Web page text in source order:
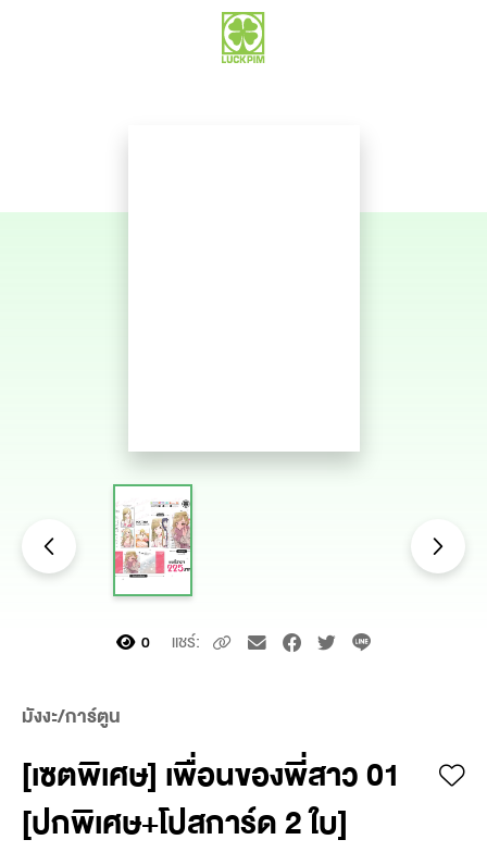
0 แชร์:
มังงะ/การ์ตูน
[เซตพิเศษ] เพื่อนของพี่สาว 01
[ปกพิเศษ+โปสการ์ด 2 ใบ]